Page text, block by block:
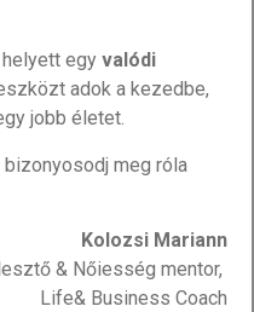
egy valódi
adok a kezedbe,
jobb életet.
bizonyosodj meg róla
Kolozsi Mariann
& Nőiesség mentor,
Life& Business Coach